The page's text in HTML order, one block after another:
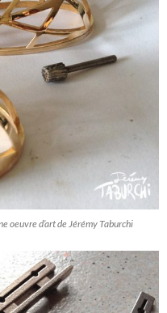
oeuvre d’art de Jérémy Taburchi